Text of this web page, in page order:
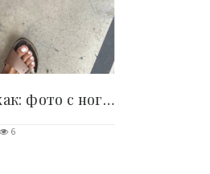
Курьерский лайфхак: фото с ногами у двери..
6